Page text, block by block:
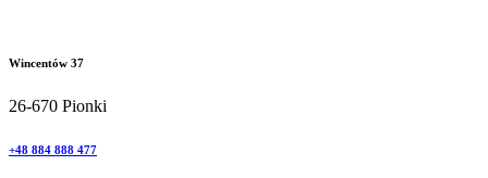
Wincentów 37
26-670 Pionki
+48 884 888 477